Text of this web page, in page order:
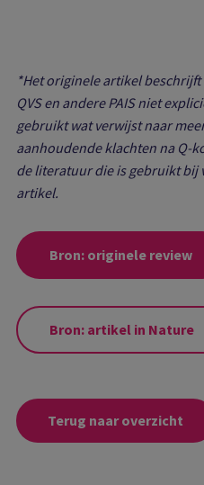
*Het originele artikel beschrijft
QVS en andere PAIS niet
gebruikt wat verwijst naar
aanhoudende klachten na Q-
de literatuur die is gebruikt bij
artikel.
Bron: originele review
Bron: artikel in Nature
Terug naar overzicht